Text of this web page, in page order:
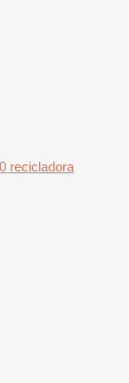
recicladora